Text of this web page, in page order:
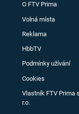
O FTV Prima
Volná místa
Reklama
HbbTV
Podmínky užívání
Cookies
Vlastník FTV Prima
r.o.